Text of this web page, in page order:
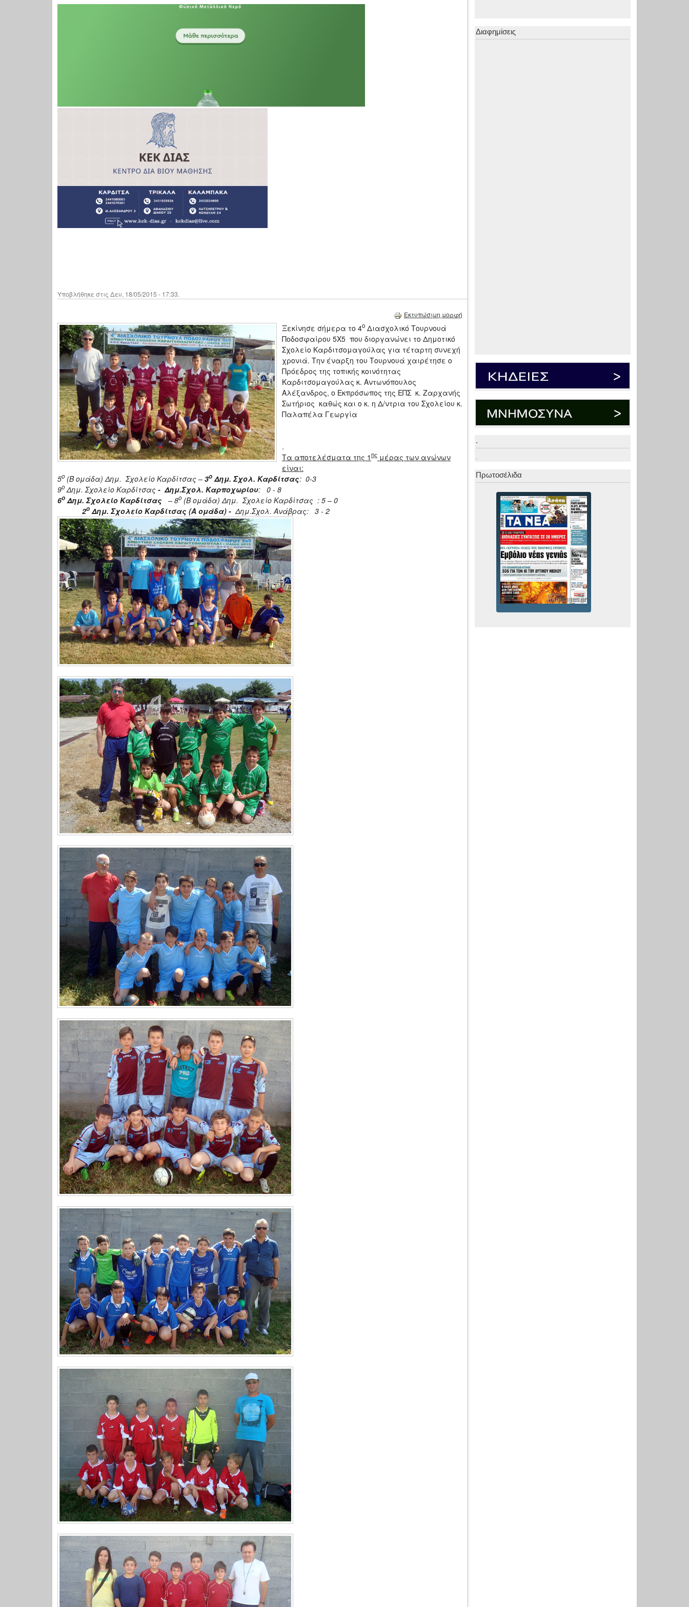
Υποβλήθηκε στις Δευ, 18/05/2015 - 17:33.
Εκτυπώσιμη μορφή
Ξεκίνησε σήμερα το 4ο Διασχολικό Τουρνουά
Ποδοσφαίρου 5Χ5 που διοργανώνει το Δημοτικό
Σχολείο Καρδιτσομαγούλας για τέταρτη συνεχή
χρονιά. Την έναρξη του Τουρνουά χαιρέτησε ο
Πρόεδρος της τοπικής κοινότητας
Καρδιτσομαγούλας κ. Αντωνόπουλος
Αλέξανδρος, ο Εκπρόσωπος της ΕΠΣ κ. Ζαρχανής
Σωτήριος καθώς και ο κ. η Δ/ντρια του Σχολείου κ.
Παλαπέλα Γεωργία
.
Τα αποτελέσματα της 1ης μέρας των αγώνων
είναι:
5ο (Β ομάδα) Δημ. Σχολείο Καρδίτσας – 3οΔημ. Σχολ. Καρδίτσας: 0-3
9οΔημ. Σχολείο Καρδίτσας - Δημ.Σχολ. Καρποχωρίου: 0 - 8
6οΔημ. Σχολείο Καρδίτσας – 8ο (Β ομάδα) Δημ. Σχολείο Καρδίτσας : 5 – 0
2οΔημ. Σχολείο Καρδίτσας (Α ομάδα) - Δημ.Σχολ. Ανάβρας: 3 - 2
Διαφημίσεις
.
.
Πρωτοσέλιδα